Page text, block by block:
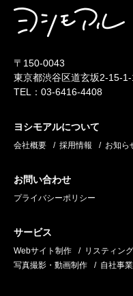
〒150-0043
東京都渋谷区道玄坂2-15-
TEL：03-6416-4408
ヨシモアルについて
会社概要 採用情報 お知ら
お問い合わせ
プライバシーポリシー
サービス
Webサイト制作 リスティン
写真撮影・動画制作
自社事業